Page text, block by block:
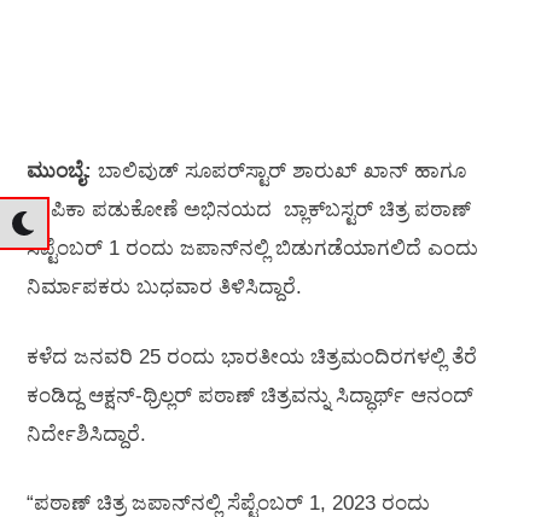
ಮುಂಬೈ: ಬಾಲಿವುಡ್ ಸೂಪರ್‌ಸ್ಟಾರ್ ಶಾರುಖ್ ಖಾನ್ ಹಾಗೂ
ದೀಪಿಕಾ ಪಡುಕೋಣೆ ಅಭಿನಯದ ಬ್ಲಾಕ್‌ಬಸ್ಟರ್ ಚಿತ್ರ ಪಠಾಣ್
ಸೆಪ್ಟೆಂಬರ್ 1 ರಂದು ಜಪಾನ್‌ನಲ್ಲಿ ಬಿಡುಗಡೆಯಾಗಲಿದೆ ಎಂದು
ನಿರ್ಮಾಪಕರು ಬುಧವಾರ ತಿಳಿಸಿದ್ದಾರೆ.
ಕಳೆದ ಜನವರಿ 25 ರಂದು ಭಾರತೀಯ ಚಿತ್ರಮಂದಿರಗಳಲ್ಲಿ ತೆರೆ
ಕಂಡಿದ್ದ ಆಕ್ಷನ್-ಥ್ರಿಲ್ಲರ್ ಪಠಾಣ್ ಚಿತ್ರವನ್ನು ಸಿದ್ಧಾರ್ಥ್ ಆನಂದ್
ನಿರ್ದೇಶಿಸಿದ್ದಾರೆ.
“ಪಠಾಣ್ ಚಿತ್ರ ಜಪಾನ್‌ನಲ್ಲಿ ಸೆಪ್ಟೆಂಬರ್ 1, 2023 ರಂದು